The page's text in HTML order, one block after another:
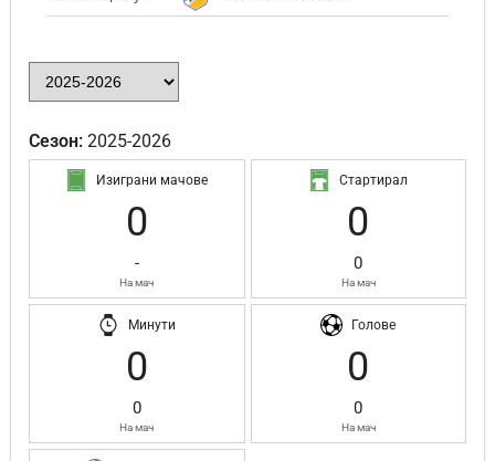
Сезон: 2025-2026
Изиграни мачове
0
-
На мач
Стартирал
0
0
На мач
Минути
0
0
На мач
Голове
0
0
На мач